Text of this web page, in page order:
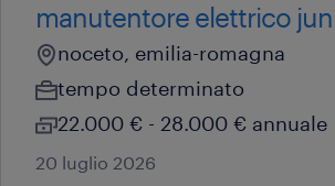
manutentore elettrico
noceto, emilia-romagna
tempo determinato
22.000 € - 28.000 € annuale
20 luglio 2026